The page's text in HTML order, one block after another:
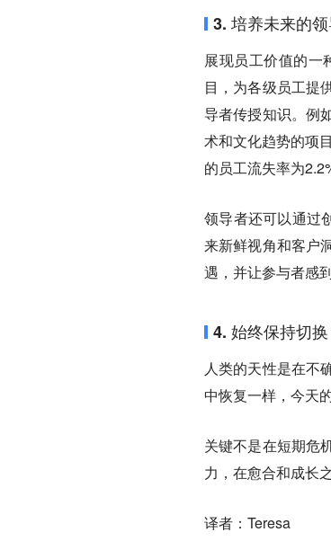
3. 培养未来的
展现员工价值的一
目，为各级员工提
导者传授知识。例
术和文化趋势的项
的员工流失率为
领导者还可以通过
来新鲜视角和客户
遇，并让参与者感
4. 始终保持切换
人类的天性是在不
中恢复一样，今天
关键不是在短期危
力，在愈合和成长
译者：Teresa